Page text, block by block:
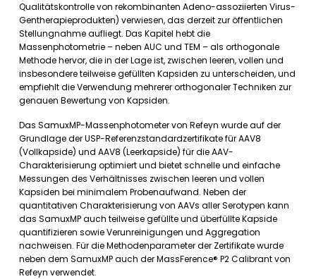
Qualitätskontrolle von rekombinanten Adeno-assoziierten Virus-
Gentherapieprodukten) verwiesen, das derzeit zur öffentlichen
Stellungnahme aufliegt. Das Kapitel hebt die
Massenphotometrie – neben AUC und TEM – als orthogonale
Methode hervor, die in der Lage ist, zwischen leeren, vollen und
insbesondere teilweise gefüllten Kapsiden zu unterscheiden, und
empfiehlt die Verwendung mehrerer orthogonaler Techniken zur
genauen Bewertung von Kapsiden.
Das SamuxMP-Massenphotometer von Refeyn wurde auf der
Grundlage der USP-Referenzstandardzertifikate für AAV8
(Vollkapside) und AAV8 (Leerkapside) für die AAV-
Charakterisierung optimiert und bietet schnelle und einfache
Messungen des Verhältnisses zwischen leeren und vollen
Kapsiden bei minimalem Probenaufwand. Neben der
quantitativen Charakterisierung von AAVs aller Serotypen kann
das SamuxMP auch teilweise gefüllte und überfüllte Kapside
quantifizieren sowie Verunreinigungen und Aggregation
nachweisen. Für die Methodenparameter der Zertifikate wurde
neben dem SamuxMP auch der MassFerence® P2 Calibrant von
Refeyn verwendet.